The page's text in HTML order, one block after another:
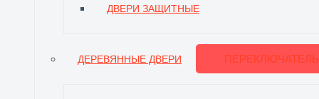
ДВЕРИ ЗАЩИТНЫЕ
ДЕРЕВЯННЫЕ ДВЕРИ